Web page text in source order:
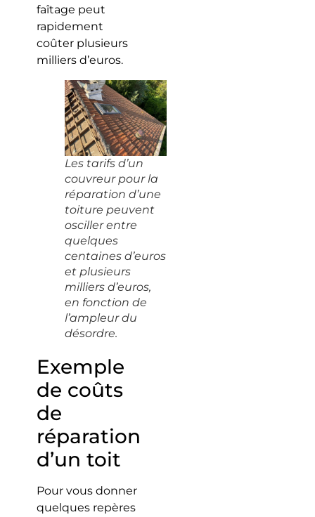
faîtage peut
rapidement
coûter plusieurs
milliers d’euros.
Les tarifs d’un
couvreur pour la
réparation d’une
toiture peuvent
osciller entre
quelques
centaines d’euros
et plusieurs
milliers d’euros,
en fonction de
l’ampleur du
désordre.
Exemple
de coûts
de
réparation
d’un toit
Pour vous donner
quelques repères